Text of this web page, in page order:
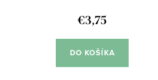
€3,75
DO KOŠÍKA